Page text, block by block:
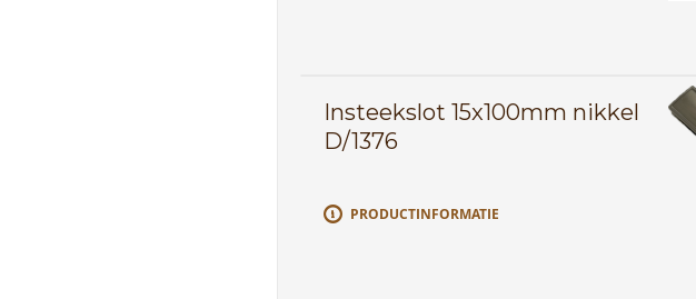
Insteekslot 15x100mm nikkel
D/1376
PRODUCTINFORMATIE